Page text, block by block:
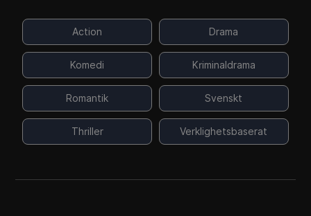
Action Drama
Komedi Kriminaldrama
Romantik Svenskt
Thriller Verklighetsbaserat